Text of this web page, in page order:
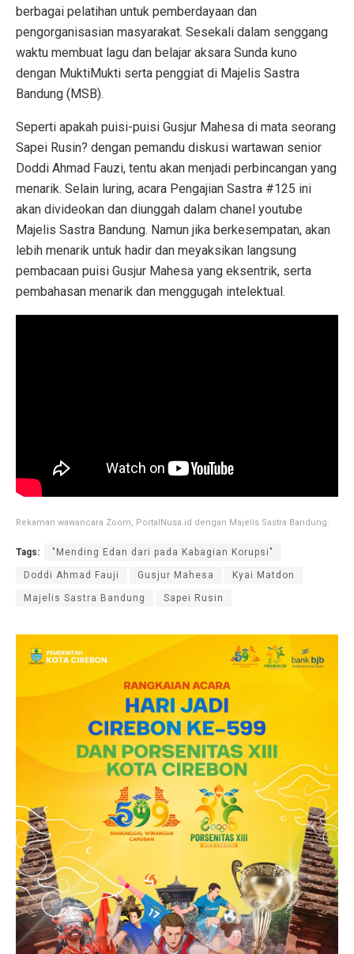
berbagai pelatihan untuk pemberdayaan dan
pengorganisasian masyarakat. Sesekali dalam senggang
waktu membuat lagu dan belajar aksara Sunda kuno
dengan MuktiMukti serta penggiat di Majelis Sastra
Bandung (MSB).
Seperti apakah puisi-puisi Gusjur Mahesa di mata seorang
Sapei Rusin? dengan pemandu diskusi wartawan senior
Doddi Ahmad Fauzi, tentu akan menjadi perbincangan yang
menarik. Selain luring, acara Pengajian Sastra #125 ini
akan divideokan dan diunggah dalam chanel youtube
Majelis Sastra Bandung. Namun jika berkesempatan, akan
lebih menarik untuk hadir dan meyaksikan langsung
pembacaan puisi Gusjur Mahesa yang eksentrik, serta
pembahasan menarik dan menggugah intelektual.
Rekaman wawancara Zoom, PortalNusa.id dengan Majelis Sastra Bandung.
Tags: "Mending Edan dari pada Kabagian Korupsi"
Doddi Ahmad Fauji Gusjur Mahesa Kyai Matdon
Majelis Sastra Bandung Sapei Rusin